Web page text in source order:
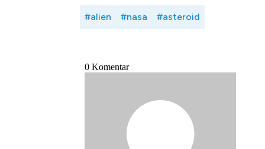
#alien #nasa #asteroid